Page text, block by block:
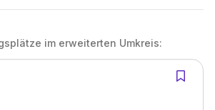
im erweiterten Umkreis: